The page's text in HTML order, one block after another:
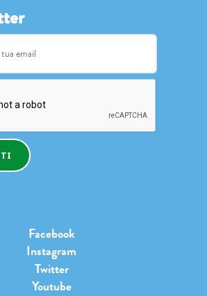
Facebook
Instagram
Twitter
Youtube